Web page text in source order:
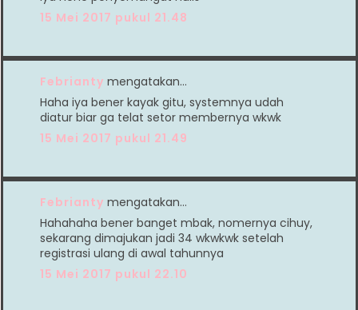
15 Mei 2017 pukul 21.48
Febrianty mengatakan…
Haha iya bener kayak gitu, systemnya udah
diatur biar ga telat setor membernya wkwk
15 Mei 2017 pukul 21.49
Febrianty mengatakan…
Hahahaha bener banget mbak, nomernya cihuy,
sekarang dimajukan jadi 34 wkwkwk setelah
registrasi ulang di awal tahunnya
15 Mei 2017 pukul 22.10